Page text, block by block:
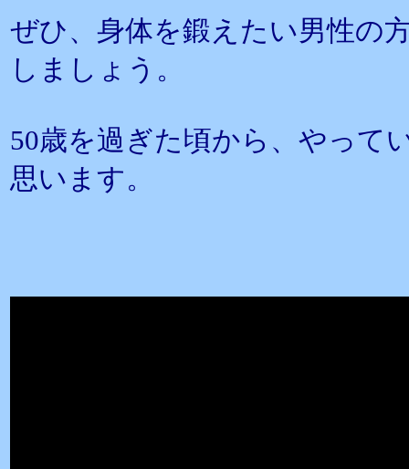
ぜひ、身体を鍛えたい男性の
しましょう。
50歳を過ぎた頃から、やって
思います。